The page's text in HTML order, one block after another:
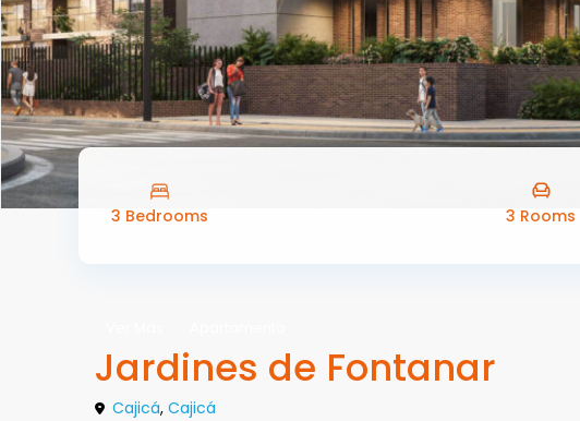
3 Bedrooms 3 Rooms
Jardines de Fontanar
Cajicá, Cajicá